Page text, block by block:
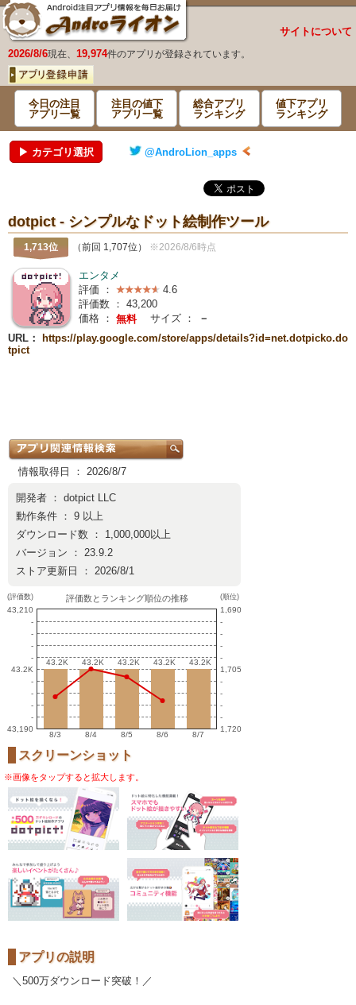
サイトについて
2026/8/6現在、 19,974件のアプリが登録されています。
今日の注目
アプリ一覧
注目の値下
アプリ一覧
総合アプリ
ランキング
値下アプリ
ランキング
▶ カテゴリ選択 @AndroLion_apps
dotpict - シンプルなドット絵制作ツール
1,713位 （前回 1,707位） ※2026/8/6時点
エンタメ
評価 ：
4.6
評価数 ： 43,200
価格 ： 無料 サイズ ：
－
URL：
https://play.google.com/store/apps/details?id=net.dotpicko.do
tpict
情報取得日 ： 2026/8/7
開発者 ： dotpict LLC
動作条件 ： 9 以上
ダウンロード数 ： 1,000,000以上
バージョン ： 23.9.2
ストア更新日 ： 2026/8/1
(評価数)
43,210
-
-
-
-
43.2K
-
-
-
-
43,190
評価数とランキング順位の推移
43.2K
43.2K 43.2K
43.2K 43.2K
43.2K 43.2K
43.2K 43.2K
43.2K
8/3 8/4 8/5 8/6 8/7
(順位)
1,690
-
-
-
-
1,705
-
-
-
-
1,720
スクリーンショット
※画像をタップすると拡大します。
アプリの説明
＼500万ダウンロード突破！／